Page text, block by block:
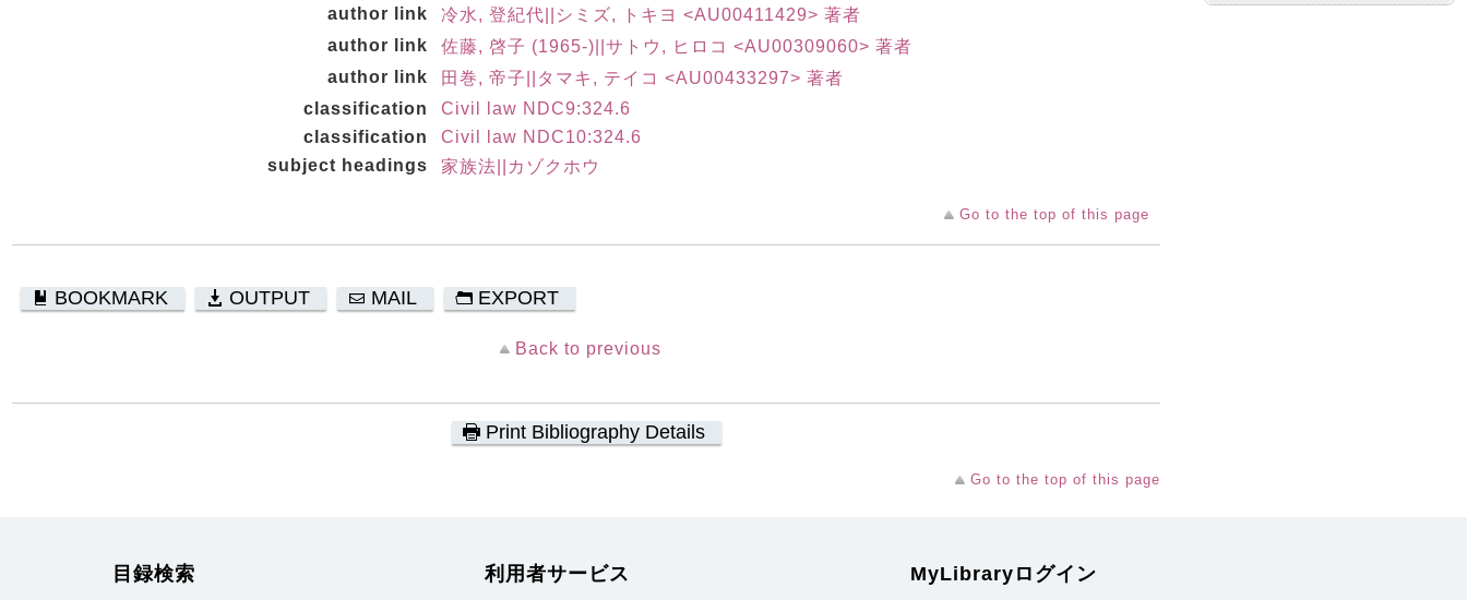
author link
冷水, 登紀代||シミズ, トキヨ <AU00411429> 著者
author link
佐藤, 啓子 (1965-)||サトウ, ヒロコ <AU00309060> 著者
author link
田巻, 帝子||タマキ, テイコ <AU00433297> 著者
classification
Civil law NDC9:324.6
classification
Civil law NDC10:324.6
subject headings
家族法||カゾクホウ
Go to the top of this page
BOOKMARK OUTPUT MAIL EXPORT
Back to previous
Print Bibliography Details
Go to the top of this page
目録検索 利用者サービス MyLibraryログイン